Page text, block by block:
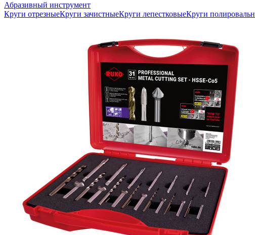
Абразивный инструмент
Круги отрезныеКруги зачистныеКруги лепестковыеКруги